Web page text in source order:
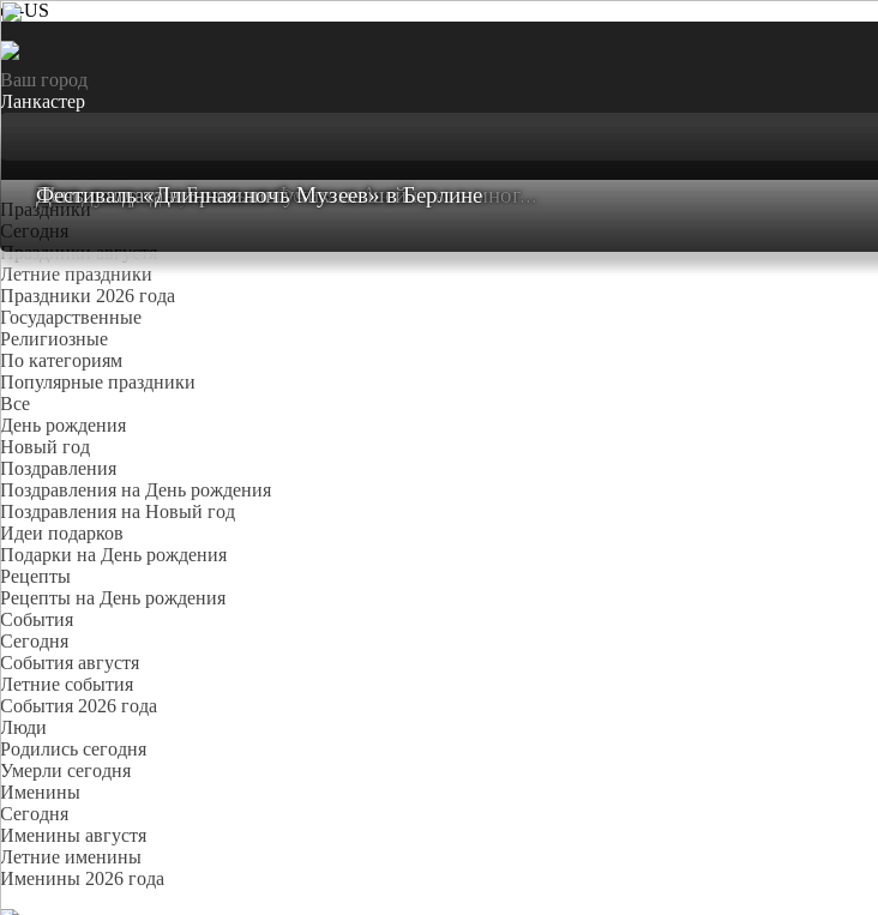
en-US
Ваш город
Ланкастер
Праздники
Cегодня
Праздники августя
Летние праздники
Праздники 2026 года
Государственные
Религиозные
По категориям
Популярные праздники
Все
День рождения
Новый год
Поздравления
Поздравления на День рождения
Поздравления на Новый год
Идеи подарков
Подарки на День рождения
Рецепты
Рецепты на День рождения
События
Cегодня
События августя
Летние события
События 2026 года
Люди
Родились сегодня
Умерли сегодня
Именины
Cегодня
Именины августя
Летние именины
Именины 2026 года
День памяти мучеников Фотия и Аникиты и мног...
Международная ночь летучих мышей
День солдата в Бразилии
Фестиваль «Длинная ночь Музеев» в Берлине